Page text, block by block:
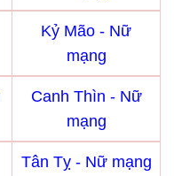
Kỷ Mão - Nữ
mạng
Canh Thìn - Nữ
mạng
Tân Tỵ - Nữ mạng